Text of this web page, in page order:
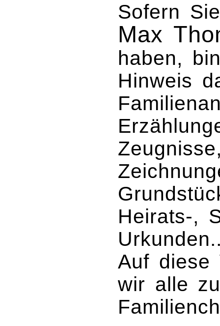
Sofern
Max
haben,
Hinweis
Heirats-,
Auf diese
wir alle